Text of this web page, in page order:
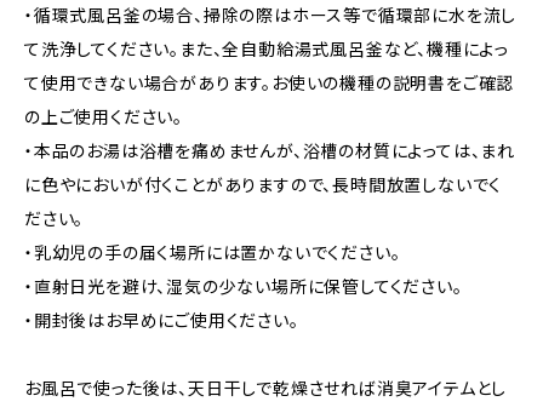
・循環式風呂釜の場合、掃除の際はホース等で循環部に水を流し
て洗浄してください。また、全自動給湯式風呂釜など、機種によっ
て使用できない場合があります。お使いの機種の説明書をご確認
の上ご使用ください。
・本品のお湯は浴槽を痛めませんが、浴槽の材質によっては、まれ
に色やにおいが付くことがありますので、長時間放置しないでく
ださい。
・乳幼児の手の届く場所には置かないでください。
・直射日光を避け、湿気の少ない場所に保管してください。
・開封後はお早めにご使用ください。
お風呂で使った後は、天日干しで乾燥させれば消臭アイテムとし